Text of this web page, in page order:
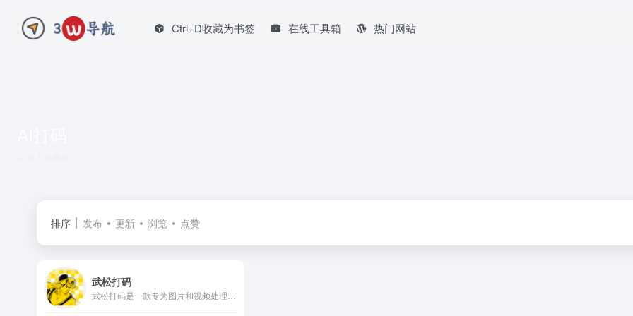
Ctrl+D收藏为书签 在线工具箱 热门网站
排序 发布 更新 浏览 点赞
武松打码